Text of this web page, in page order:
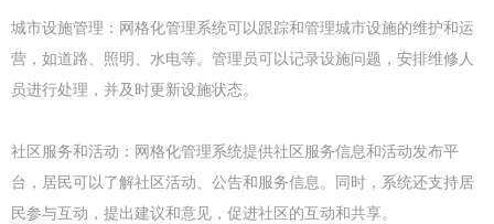
城市设施管理：网格化管理系统可以跟踪和管理城市设施的维护和运
营，如道路、照明、水电等。管理员可以记录设施问题，安排维修人
员进行处理，并及时更新设施状态。
社区服务和活动：网格化管理系统提供社区服务信息和活动发布平
台，居民可以了解社区活动、公告和服务信息。同时，系统还支持居
民参与互动，提出建议和意见，促进社区的互动和共享。